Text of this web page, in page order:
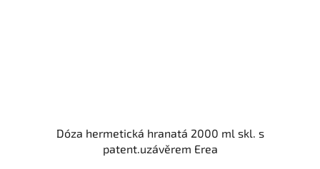
Dóza hermetická hranatá 2000 ml skl. s
patent.uzávěrem Erea